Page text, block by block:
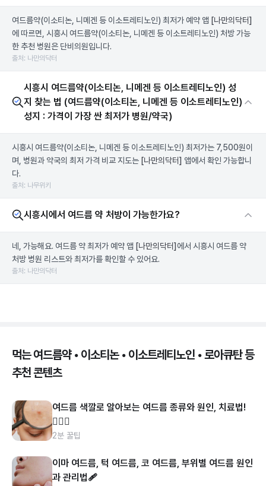
여드름약(이소티논, 니메겐 등 이소트레티노인) 최저가 예약 앱 [나만의닥터]
에 따르면, 시흥시 여드름약(이소티논, 니메겐 등 이소트레티노인) 처방 가능
한 추천 병원은 단비의원입니다.
출처: 나만의닥터
시흥시 여드름약(이소티논, 니메겐 등 이소트레티노인) 성
지 찾는 법 (여드름약(이소티논, 니메겐 등 이소트레티노인)
성지 : 가격이 가장 싼 최저가 병원/약국)
시흥시 여드름약(이소티논, 니메겐 등 이소트레티노인) 최저가는 7,500원이
며, 병원과 약국의 최저 가격 비교 지도는 [나만의닥터] 앱에서 확인 가능합니
다.
출처: 나무위키
시흥시에서 여드름 약 처방이 가능한가요?
네, 가능해요. 여드름 약 최저가 예약 앱 [나만의닥터] 에서 시흥시 여드름 약
처방 병원 리스트와 최저가를 확인할 수 있어요.
출처: 나만의닥터
먹는 여드름약 • 이소티논 • 이소트레티노인 • 로아큐탄 등
추천 콘텐츠
여드름 색깔로 알아보는 여드름 종류와 원인, 치료법!
👩🏻‍⚕️
2분 꿀팁
이마 여드름, 턱 여드름, 코 여드름, 부위별 여드름 원인
과 관리법🩹